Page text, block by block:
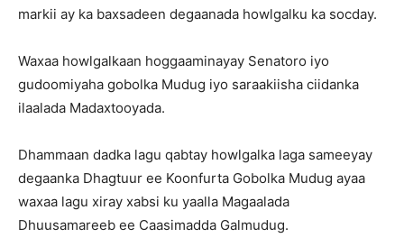
markii ay ka baxsadeen degaanada howlgalku ka socday.
Waxaa howlgalkaan hoggaaminayay Senatoro iyo
gudoomiyaha gobolka Mudug iyo saraakiisha ciidanka
ilaalada Madaxtooyada.
Dhammaan dadka lagu qabtay howlgalka laga sameeyay
degaanka Dhagtuur ee Koonfurta Gobolka Mudug ayaa
waxaa lagu xiray xabsi ku yaalla Magaalada
Dhuusamareeb ee Caasimadda Galmudug.